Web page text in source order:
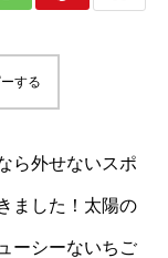
する
ら外せないスポ
ました！太陽の
ーシーないちご